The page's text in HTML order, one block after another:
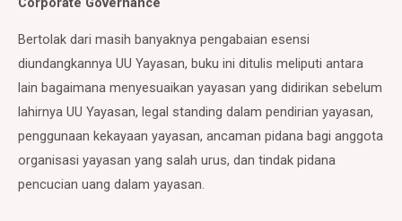
Bertolak dari masih banyaknya pengabaian esensi
diundangkannya UU Yayasan, buku ini ditulis meliputi antara
lain bagaimana menyesuaikan yayasan yang didirikan sebelum
lahirnya UU Yayasan, legal standing dalam pendirian yayasan,
penggunaan kekayaan yayasan, ancaman pidana bagi anggota
organisasi yayasan yang salah urus, dan tindak pidana
pencucian uang dalam yayasan.